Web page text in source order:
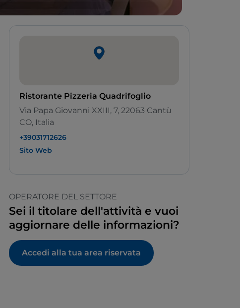
Ristorante Pizzeria Quadrifoglio
Via Papa Giovanni XXIII, 7, 22063 Cantù
CO, Italia
+39031712626
Sito Web
OPERATORE DEL SETTORE
Sei il titolare dell'attività e vuoi
aggiornare delle informazioni?
Accedi alla tua area riservata